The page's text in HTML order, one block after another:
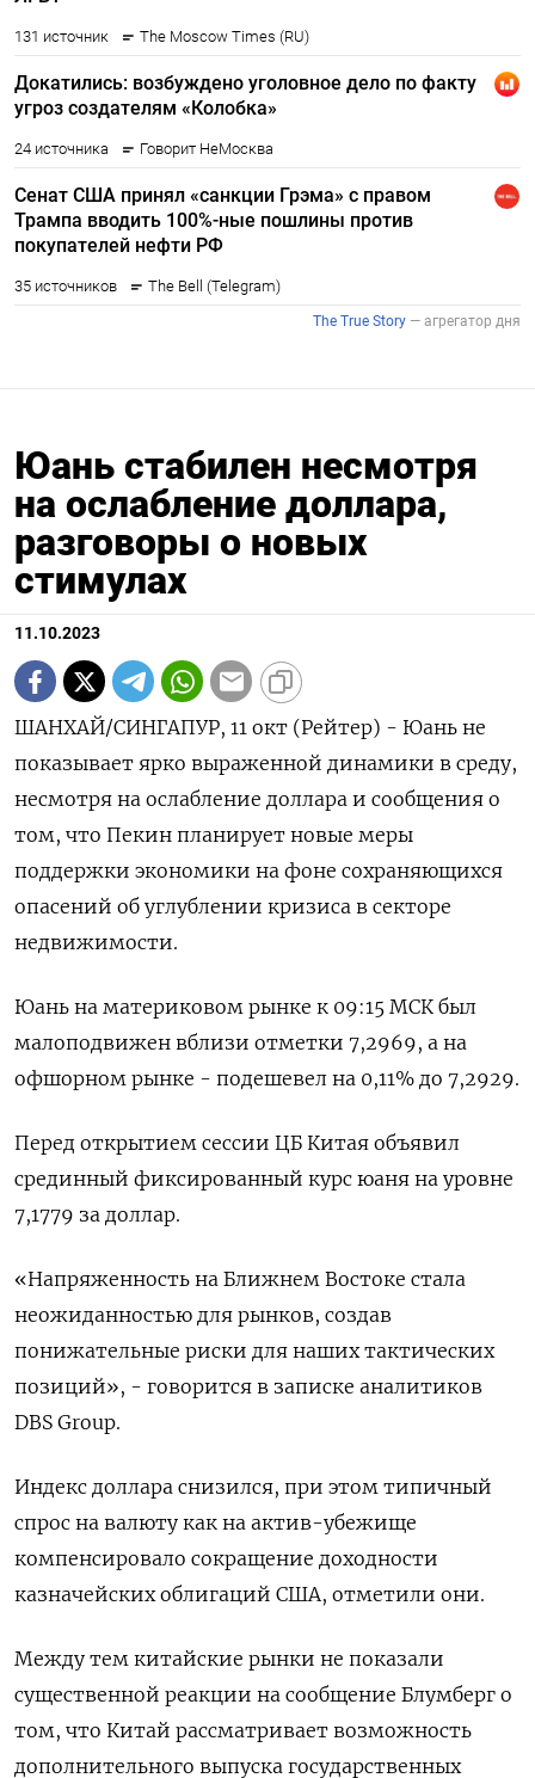
Юань стабилен несмотря
на ослабление доллара,
разговоры о новых
стимулах
11.10.2023
ШАНХАЙ/СИНГАПУР, 11 окт (Рейтер) - Юань не
показывает ярко выраженной динамики в среду,
несмотря на ослабление доллара и сообщения о
том, что Пекин планирует новые меры
поддержки экономики на фоне сохраняющихся
опасений об углублении кризиса в секторе
недвижимости.
Юань на материковом рынке к 09:15 МСК был
малоподвижен вблизи отметки 7,2969​, а на
офшорном рынке - подешевел на 0,11% до 7,2929.
Перед открытием сессии ЦБ Китая объявил
срединный фиксированный курс юаня на уровне
7,1779 за доллар.
«Напряженность на Ближнем Востоке стала
неожиданностью для рынков, создав
понижательные риски для наших тактических
позиций», - говорится в записке аналитиков
DBS Group.
Индекс доллара снизился, при этом типичный
спрос на валюту как на актив-убежище
компенсировало сокращение доходности
казначейских облигаций США, отметили они.
Между тем китайские рынки не показали
существенной реакции на сообщение Блумберг о
том, что Китай рассматривает возможность
дополнительного выпуска государственных